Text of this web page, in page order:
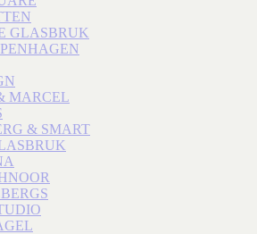
GLASBRUK
MARCEL
& SMART